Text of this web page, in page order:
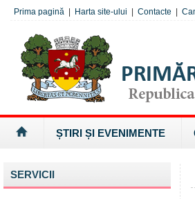
Prima pagină Harta site-ului Contacte
ȘTIRI ȘI EVENIMENTE
SERVICII